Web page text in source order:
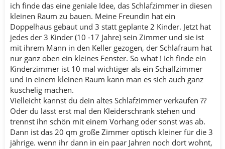
ich finde das eine geniale Idee, das Schlafzimmer in diesen
kleinen Raum zu bauen. Meine Freundin hat ein
Doppelhaus gebaut und 3 statt geplante 2 Kinder. Jetzt hat
jedes der 3 Kinder (10 -17 Jahre) sein Zimmer und sie ist
mit ihrem Mann in den Keller gezogen, der Schlafraum hat
nur ganz oben ein kleines Fenster. So what ! Ich finde ein
Kinderzimmer ist 10 mal wichtiger als ein Schalfzimmer
und in einem kleinen Raum kann man es sich auch ganz
kuschelig machen.
Vielleicht kannst du dein altes Schlafzimmer verkaufen ??
Oder du lässt erst mal den Kleiderschrank stehen und
trennst ihn schön mit einem Vorhang oder sonst was ab.
Dann ist das 20 qm große Zimmer optisch kleiner für die 3
jährige. wenn ihr dann in ein paar Jahren noch dort wohnt,